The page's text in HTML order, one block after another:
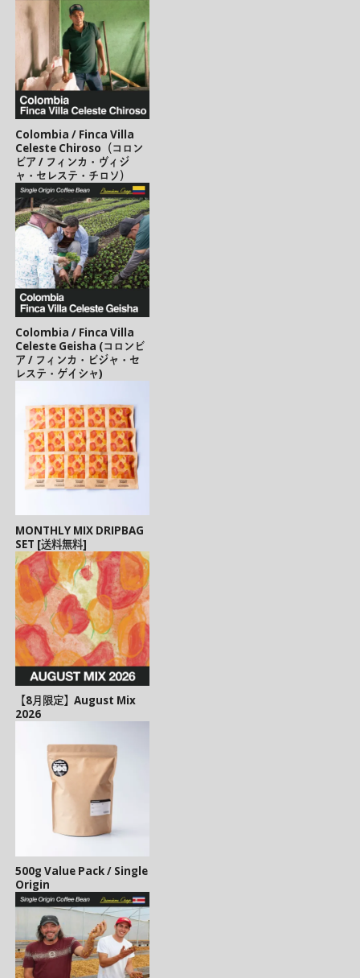
Colombia / Finca Villa
Celeste Chiroso（コロン
ビア / フィンカ・ヴィジ
ャ・セレステ・チロソ）
Colombia / Finca Villa
Celeste Geisha (コロンビ
ア / フィンカ・ビジャ・セ
レステ・ゲイシャ)
MONTHLY MIX DRIPBAG
SET [送料無料]
【8月限定】August Mix
2026
500g Value Pack / Single
Origin